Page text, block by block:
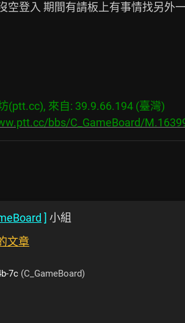
空登入 期間有請板上有事情找另外
(ptt.cc), 來自: 39.9.66.194 (臺灣)
bbs/C_GameBoard/
] 小組
文章
7c (C_GameBoard)